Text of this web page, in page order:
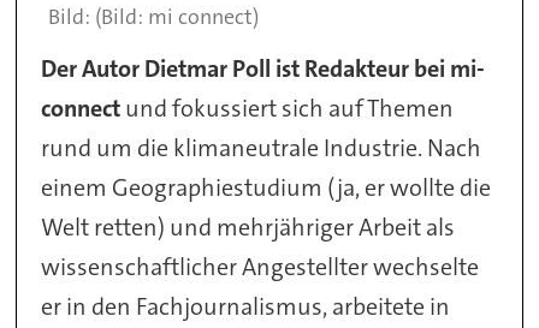
(Bild: mi connect)
Der Autor Dietmar Poll ist Redakteur bei mi-
connectund fokussiert sich auf Themen
rund um die klimaneutrale Industrie. Nach
einem Geographiestudium (ja, er wollte die
Welt retten) und mehrjähriger Arbeit als
wissenschaftlicher Angestellter wechselte
er in den Fachjournalismus, arbeitete in